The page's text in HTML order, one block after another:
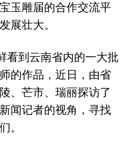
玉雕届的合作交流平
展壮大。
看到云南省内的一大批
的作品，近日，由省
、芒市、瑞丽探访了
闻记者的视角，寻找
。